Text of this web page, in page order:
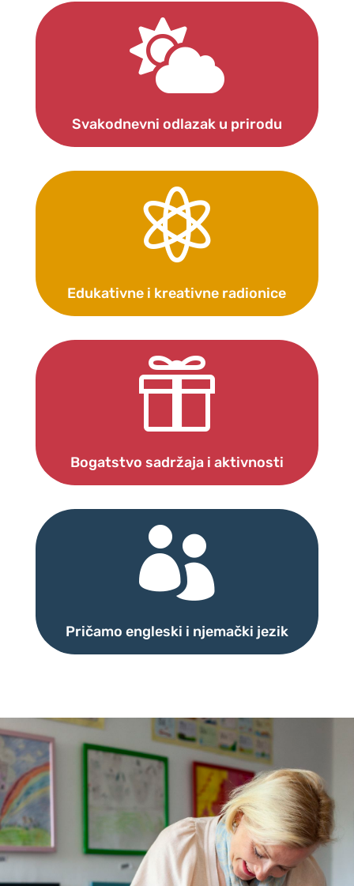

Svakodnevni odlazak u prirodu

Edukativne i kreativne radionice

Bogatstvo sadržaja i aktivnosti

Pričamo engleski i njemački jezik